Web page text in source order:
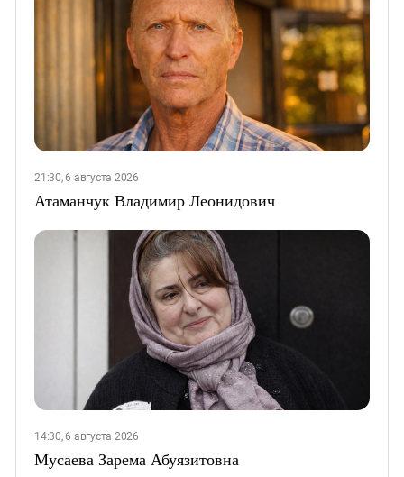
21:30, 6 августа 2026
Атаманчук Владимир Леонидович
14:30, 6 августа 2026
Мусаева Зарема Абуязитовна